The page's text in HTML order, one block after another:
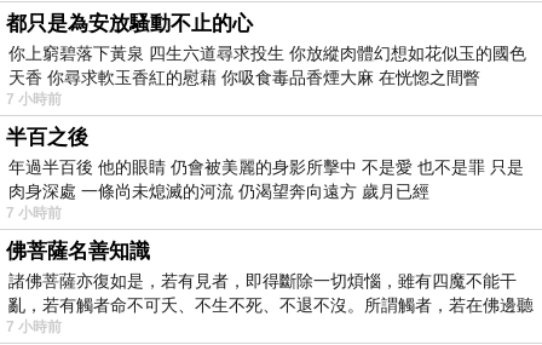
都只是為安放騷動不止的心
你上窮碧落下黃泉 四生六道尋求投生 你放縱肉體幻想如花似玉的國色
天香 你尋求軟玉香紅的慰藉 你吸食毒品香煙大麻 在恍惚之間瞥
7 小時前
半百之後
年過半百後 他的眼睛 仍會被美麗的身影所擊中 不是愛 也不是罪 只是
肉身深處 一條尚未熄滅的河流 仍渴望奔向遠方 歲月已經
7 小時前
佛菩薩名善知識
諸佛菩薩亦復如是，若有見者，即得斷除一切煩惱，雖有四魔不能干
亂，若有觸者命不可夭、不生不死、不退不沒。所謂觸者，若在佛邊聽
受
7 小時前